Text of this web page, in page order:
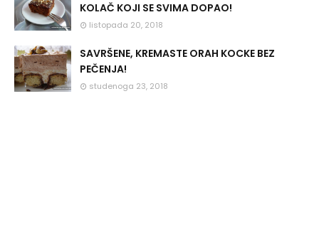
KOLAČ KOJI SE SVIMA DOPAO!
listopada 20, 2018
SAVRŠENE, KREMASTE ORAH KOCKE BEZ
PEČENJA!
studenoga 23, 2018